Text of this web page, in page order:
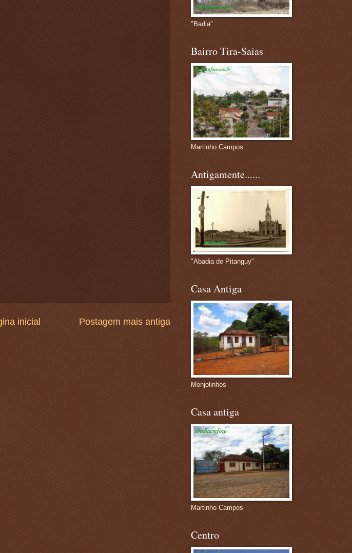
Postagem mais antiga
inicial
"Badia"
Bairro Tira-Saias
Martinho Campos
Antigamente......
"Abadia de Pitanguy"
Casa Antiga
Monjolinhos
Casa antiga
Martinho Campos
Centro